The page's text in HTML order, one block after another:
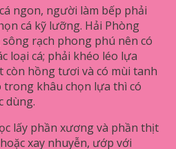
ngon, người làm bếp phải
cá kỹ lưỡng. Hải Phòng
rạch phong phú nên có
loại cá; phải khéo léo lựa
còn hồng tươi và có mùi tanh
trong khâu chọn lựa thì có
dùng.
lấy phần xương và phần thịt
xay nhuyễn, ướp với